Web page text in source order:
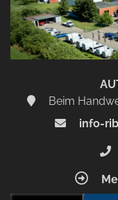
Beim
info-